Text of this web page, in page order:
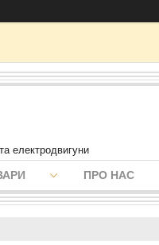
електродвигуни
ПРО НАС